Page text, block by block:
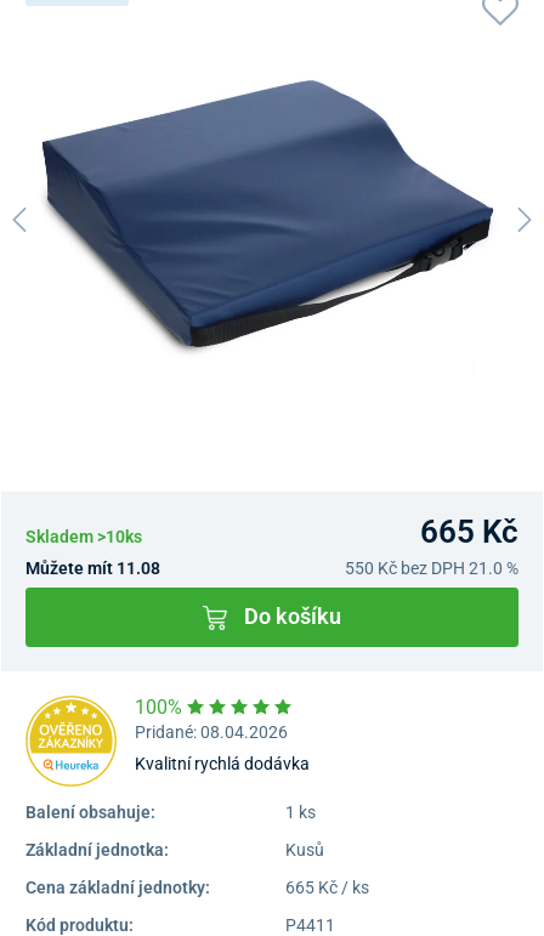
Skladem >10ks 665 Kč
Můžete mít 11.08 550 Kč bez DPH 21.0 %
Do košíku
100%
Pridané: 08.04.2026
Kvalitní rychlá dodávka
Balení obsahuje:
1 ks
Základní jednotka:
Kusů
Cena základní jednotky:
665 Kč / ks
Kód produktu:
P4411